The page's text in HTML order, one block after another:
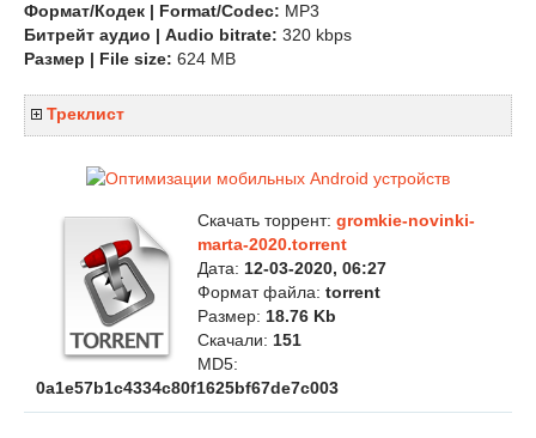
Формат/Кодек | Format/Codec: MP3
Битрейт аудио | Audio bitrate: 320 kbps
Размер | File size: 624 MB
Треклист
Скачать торрент: gromkie-novinki-
marta-2020.torrent
Дата: 12-03-2020, 06:27
Формат файла: torrent
Размер: 18.76 Kb
Скачали: 151
MD5:
0a1e57b1c4334c80f1625bf67de7c003